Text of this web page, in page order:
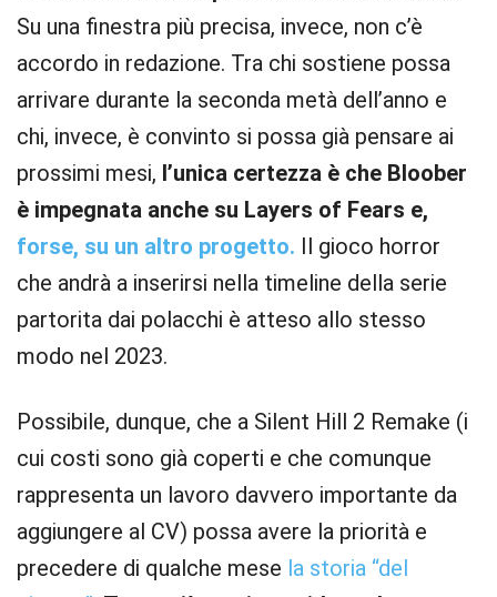
Su una finestra più precisa, invece, non c’è
accordo in redazione. Tra chi sostiene possa
arrivare durante la seconda metà dell’anno e
chi, invece, è convinto si possa già pensare ai
prossimi mesi, l’unica certezza è che Bloober
è impegnata anche su Layers of Fears e,
forse, su un altro progetto. Il gioco horror
che andrà a inserirsi nella timeline della serie
partorita dai polacchi è atteso allo stesso
modo nel 2023.
Possibile, dunque, che a Silent Hill 2 Remake (i
cui costi sono già coperti e che comunque
rappresenta un lavoro davvero importante da
aggiungere al CV) possa avere la priorità e
precedere di qualche mese la storia “del